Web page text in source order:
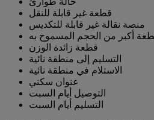
قطعة غير قابلة للنقل
منصة نقالة غير قابلة للتكديس
أكبر من الحجم المسموح به
قطعة زائدة الوزن
التسليم إلى منطقة نائية
الاستلام في منطقة نائية
عنوان سكني
التوصيل أيام السبت
التسليم أيام السبت